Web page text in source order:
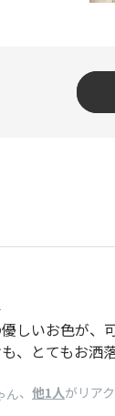
しいお色が、
、とてもお洒
ん、 他1人がリア